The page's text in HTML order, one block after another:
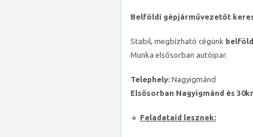
Belföldi gépjárművezetőt
Stabil, megbízható cégünk
Munka elsősorban autóipar.
Telephely: Nagyigmánd
Elsősorban Nagyigmánd és
🔹 Feladataid lesznek: